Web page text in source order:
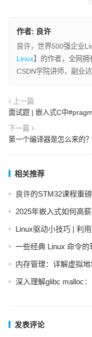
作者: 良许
良许，世界500强企业
Linux】的作者，全网拥
CSDN学院讲师，副业
上一篇
面试题 | 嵌入式C中
下一篇
第一个编译器是怎么来的？
相关推荐
良许的STM32课程重
2025年嵌入式如何高薪
Linux驱动小技巧 | 利
一些经典 Linux 命令
内存管理：详解虚拟
深入理解glibc malloc
发表评论